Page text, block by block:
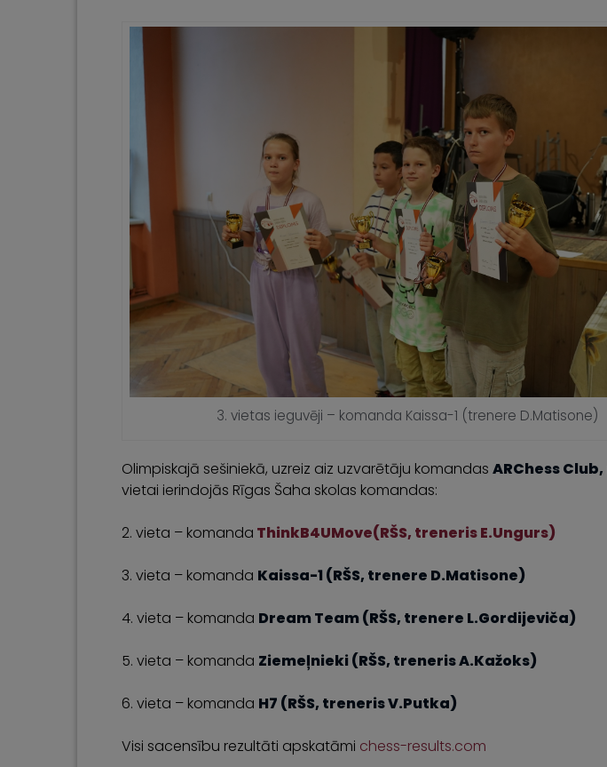
3. vietas ieguvēji – komanda Kaissa-1 (trenere D.Matisone)
Olimpiskajā sešiniekā, uzreiz aiz uzvarētāju komandas ARChess Club,
vietai ierindojās Rīgas Šaha skolas komandas:
2. vieta – komanda ThinkB4UMove(RŠS, treneris E.Ungurs)
3. vieta – komanda Kaissa-1 (RŠS, trenere D.Matisone)
4. vieta – komanda Dream Team (RŠS, trenere L.Gordijeviča)
5. vieta – komanda Ziemeļnieki (RŠS, treneris A.Kažoks)
6. vieta – komanda H7 (RŠS, treneris V.Putka)
Visi sacensību rezultāti apskatāmi chess-results.com